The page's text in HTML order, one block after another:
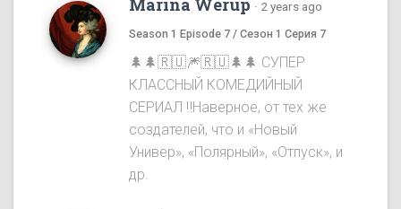
Marina Werup · 2 years ago
Season 1 Episode 7 / Сезон 1 Серия 7
🌲🌲🇷🇺🎆🇷🇺🌲🌲 СУПЕР
КЛАССНЫЙ КОМЕДИЙНЫЙ
СЕРИАЛ ‼️Наверное, от тех же
создателей, что и «Новый
Универ», «Полярный», «Отпуск», и
др.